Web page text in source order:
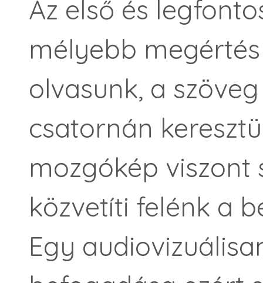
Az első és
mélyebb
olvasunk, a
csatornán
mozgókép viszont
közvetíti felénk a
Egy